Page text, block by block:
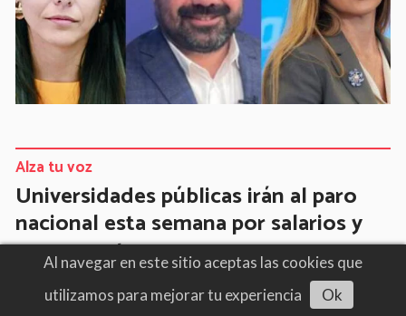
Universidades públicas irán al paro
nacional esta semana por salarios y
presupuesto
Alza tu voz
Al navegar en este sitio aceptas las cookies que
utilizamos para mejorar tu experiencia
Ok